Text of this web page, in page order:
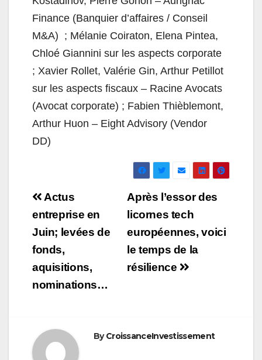
Finance (Banquier d’affaires / Conseil
M&A) ; Mélanie Coiraton, Elena Pintea,
Chloé Giannini sur les aspects corporate
; Xavier Rollet, Valérie Gin, Arthur Petillot
sur les aspects fiscaux – Racine Avocats
(Avocat corporate) ; Fabien Thièblemont,
Arthur Huon – Eight Advisory (Vendor
DD)
Navigation
de
l’article
Après l’essor des
licornes tech
européennes, voici
le temps de la
résilience
Actus
entreprise en
Juin; levées de
fonds,
aquisitions,
nominations…
ByCroissanceInvestissement